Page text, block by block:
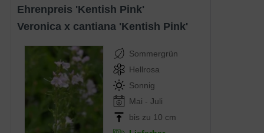
Ehrenpreis 'Kentish Pink'
Veronica x cantiana 'Kentish Pink'
Sommergrün
Hellrosa
Sonnig
Mai - Juli
bis zu 10 cm